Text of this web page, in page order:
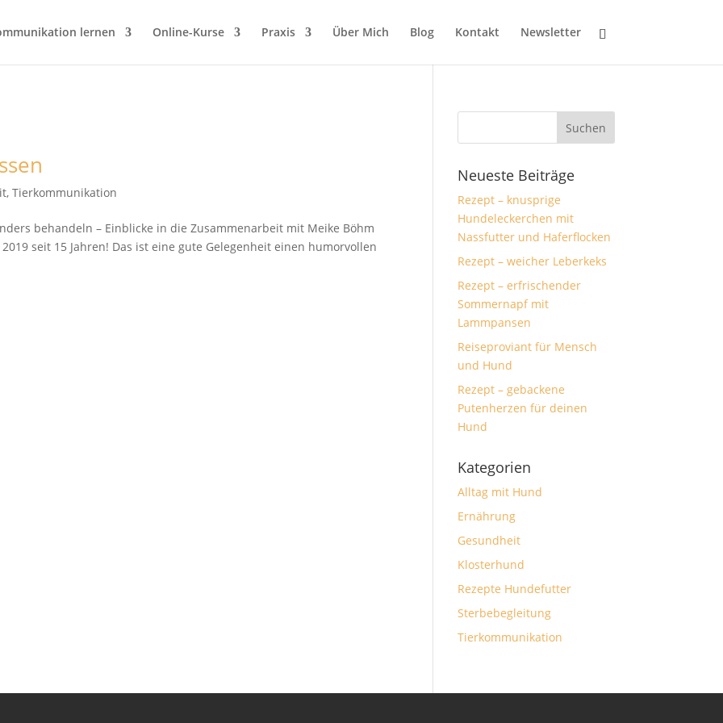
lernen Online-Kurse Praxis Über Mich Blog Kontakt Newsletter
,Tierkommunikation
behandeln – Einblicke in die Zusammenarbeit mit Meike Böhm
seit 15 Jahren! Das ist eine gute Gelegenheit einen humorvollen
Neueste Beiträge
Rezept – knusprige
Hundeleckerchen mit
Nassfutter und Haferflocken
Rezept – weicher Leberkeks
Rezept – erfrischender
Sommernapf mit
Lammpansen
Reiseproviant für Mensch
und Hund
Rezept – gebackene
Putenherzen für deinen
Hund
Kategorien
Alltag mit Hund
Ernährung
Gesundheit
Klosterhund
Rezepte Hundefutter
Sterbebegleitung
Tierkommunikation